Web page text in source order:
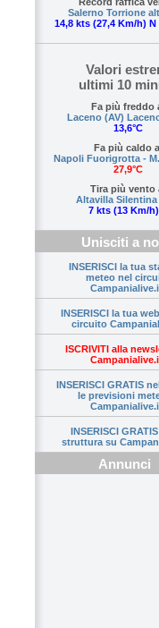
Salerno Torrione
14,8 kts (27,4 Km/h) N
Valori
ultimi 10
Fa più freddo
Laceno (AV)
13,6°C
Fa più caldo
Napoli Fuorigrotta -
27,9°C
Tira più vento
Altavilla Silentina
7 kts (13 Km/
Unisciti a
INSERISCI la tua
meteo nel
INSERISCI la tua
circuito
ISCRIVITI alla
INSERISCI GRATIS
le previsioni
INSERISCI
struttura su
Annunci